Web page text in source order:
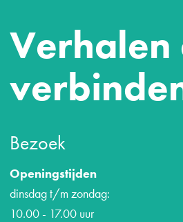
Verhalen
Bezoek
Openingstijden
dinsdag t/m zondag:
10.00 - 17.00 uur